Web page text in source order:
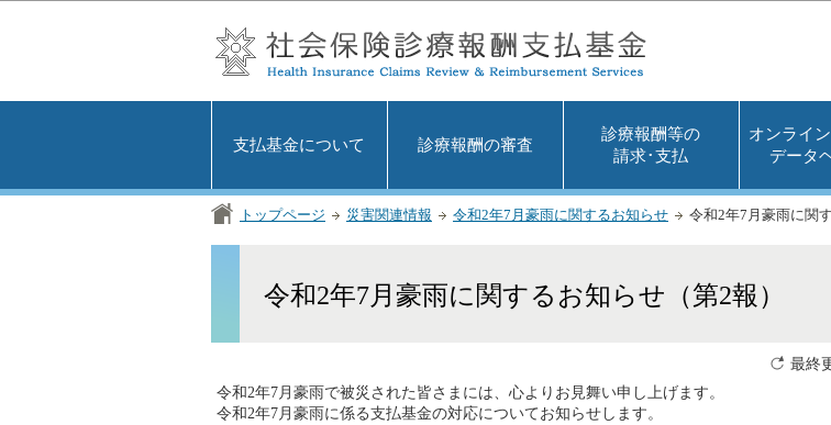
支払基金について 診療報酬の審査
診療報酬等の
請求･支払
オンライ
データ
トップページ 災害関連情報 令和2年7月豪雨に関するお知らせ 令和2年7月豪雨に関
令和2年7月豪雨に関するお知らせ（第2報）
最終
令和2年7月豪雨で被災された皆さまには、心よりお見舞い申し上げます。
令和2年7月豪雨に係る支払基金の対応についてお知らせします。